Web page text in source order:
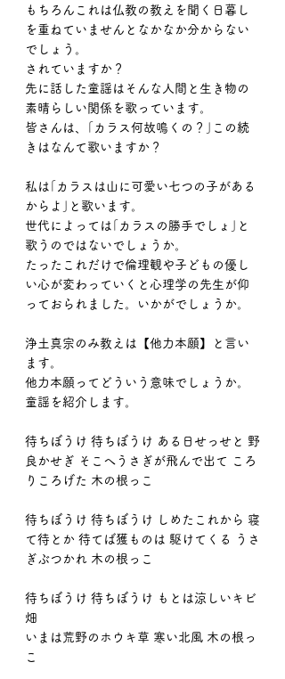
もちろんこれは仏教の教えを聞く日暮し
を重ねていませんとなかなか分からない
でしょう。
されていますか？
先に話した童謡はそんな人間と生き物の
素晴らしい関係を歌っています。
皆さんは、｢カラス何故鳴くの？｣この続
きはなんて歌いますか？
私は｢カラスは山に可愛い七つの子がある
からよ｣と歌います。
世代によっては｢カラスの勝手でしょ｣と
歌うのではないでしょうか。
たったこれだけで倫理観や子どもの優し
い心が変わっていくと心理学の先生が仰
っておられました。いかがでしょうか。
浄土真宗のみ教えは【他力本願】と言い
ます。
他力本願ってどういう意味でしょうか。
童謡を紹介します。
待ちぼうけ 待ちぼうけ ある日せっせと 野
良かせぎ そこへうさぎが飛んで出て ころ
りころげた 木の根っこ
待ちぼうけ 待ちぼうけ しめたこれから 寝
て待とか 待てば獲ものは 駆けてくる うさ
ぎぶつかれ 木の根っこ
待ちぼうけ 待ちぼうけ もとは涼しいキビ
畑
いまは荒野のホウキ草 寒い北風 木の根っ
こ